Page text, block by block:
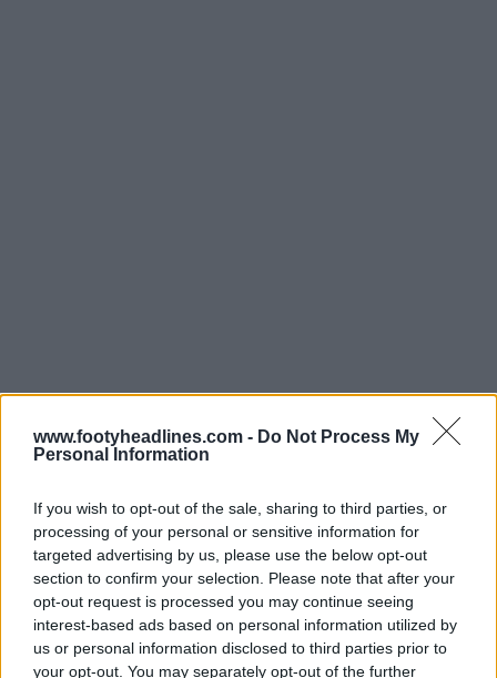
www.footyheadlines.com - Do Not Process My
Personal Information
If you wish to opt-out of the sale, sharing to third parties, or
processing of your personal or sensitive information for
targeted advertising by us, please use the below opt-out
section to confirm your selection. Please note that after your
opt-out request is processed you may continue seeing
interest-based ads based on personal information utilized by
us or personal information disclosed to third parties prior to
your opt-out. You may separately opt-out of the further
Após o encerramento do inquérito inicial, o Conselho
uma escolha de opções à base de adeptos mais
alargada durante uma segunda fase de consulta. Esta
segunda fase também será realizada através de um
inquérito separado, com datas a anunciar
posteriormente.
Novo e velho logótipo clássico do Ajax 25-26